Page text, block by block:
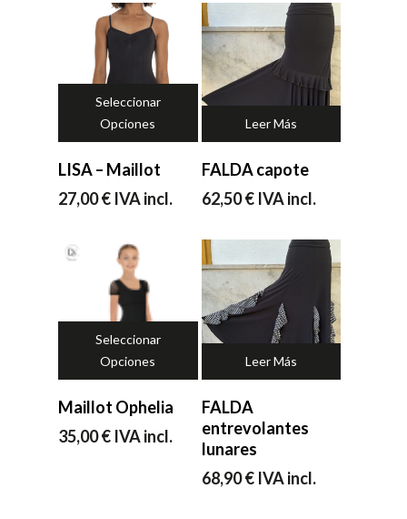
No hay productos en el carrito.
Ir a la tienda
Seleccionar
Opciones
LISA – Maillot
27,00€ IVA incl.
Leer Más
FALDA capote
62,50€ IVA incl.
Seleccionar
Opciones
Maillot Ophelia
35,00€ IVA incl.
Leer Más
FALDA
entrevolantes
lunares
68,90€ IVA incl.